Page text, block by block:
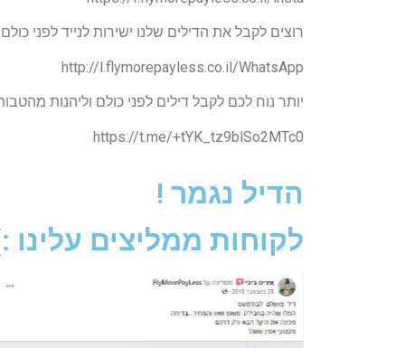
רוצים לקבל את הדילים שלנו ישירות לנייד לפני
http://l.flymorepayless.co.il/WhatsApp
יותר נוח לכם לקבל דילים לפני כולם וליהנות
https://t.me/+tYK_tz9blSo2MTc0
הדיל נגמר !
לקוחות ממליצים עלינו